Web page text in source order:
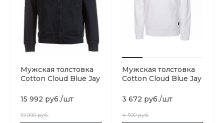
Мужская толстовка
Cotton Cloud Blue Jay
701562851.V0029
15 992 руб./шт
19 990 руб.
Мужская толстовка
Cotton Cloud Blue Jay
3 672 руб./шт
4 590 руб.